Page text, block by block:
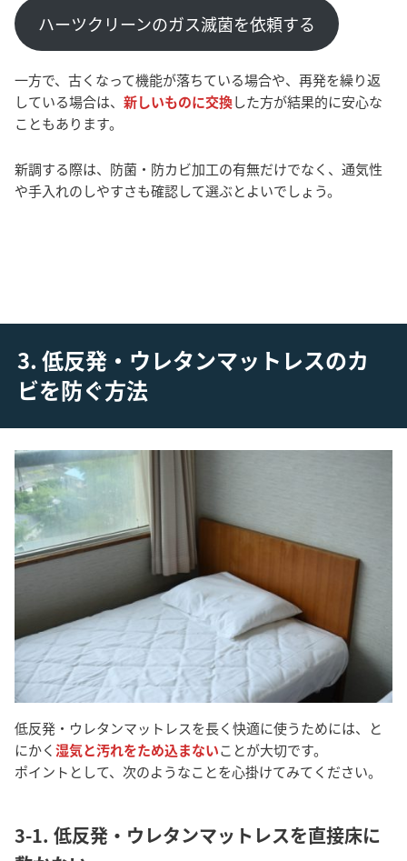
ハーツクリーンのガス滅菌を依頼する
一方で、古くなって機能が落ちている場合や、再発を繰り返
している場合は、 新しいものに交換した方が結果的に安心な
こともあります。
新調する際は、防菌・防カビ加工の有無だけでなく、通気性
や手入れのしやすさも確認して選ぶとよいでしょう。
3. 低反発・ウレタンマットレスのカ
ビを防ぐ方法
低反発・ウレタンマットレスを長く快適に使うためには、と
にかく湿気と汚れをため込まないことが大切です。
ポイントとして、次のようなことを心掛けてみてください。
3-1. 低反発・ウレタンマットレスを直接床に